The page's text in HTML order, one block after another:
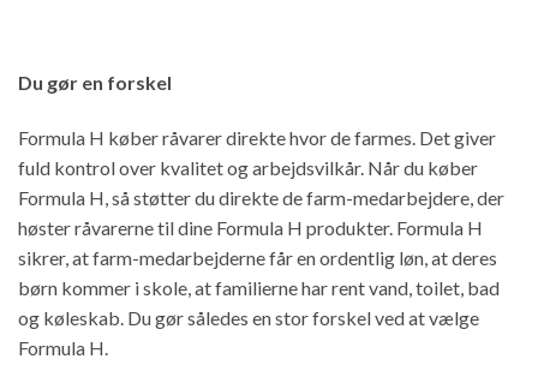
Du gør en forskel
Formula H køber råvarer direkte hvor de farmes. Det giver
fuld kontrol over kvalitet og arbejdsvilkår. Når du køber
Formula H, så støtter du direkte de farm-medarbejdere, der
høster råvarerne til dine Formula H produkter. Formula H
sikrer, at farm-medarbejderne får en ordentlig løn, at deres
børn kommer i skole, at familierne har rent vand, toilet, bad
og køleskab. Du gør således en stor forskel ved at vælge
Formula H.